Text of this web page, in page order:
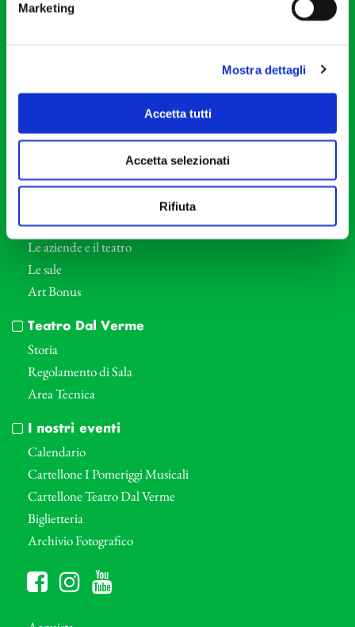
Marketing
Mostra dettagli
Accetta tutti
Accetta selezionati
Rifiuta
Orchestra I Pomeriggi Musicali
Direttore Artistico
Professori d’Orchestra
Eventi Corporate
Le aziende e il teatro
Le sale
Art Bonus
Teatro Dal Verme
Storia
Regolamento di Sala
Area Tecnica
I nostri eventi
Calendario
Cartellone I Pomeriggi Musicali
Cartellone Teatro Dal Verme
Biglietteria
Archivio Fotografico